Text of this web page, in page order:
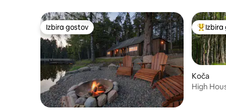
Izbira gostov
Izbira gostov Najbolj
Izbira
Koča
High